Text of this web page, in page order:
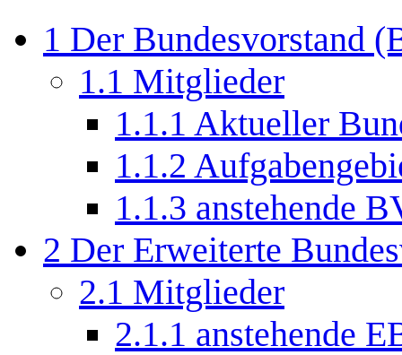
1 Der Bundesvorstand
1.1 Mitglieder
1.1.1 Aktueller
1.1.2
1.1.3 anstehende
2 Der Erweiterte
2.1 Mitglieder
2.1.1 anstehende